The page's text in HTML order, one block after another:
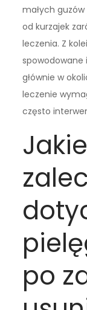
małych guzów
od kurzajek
leczenia. Z
spowodowane
głównie w
leczenie
często
po